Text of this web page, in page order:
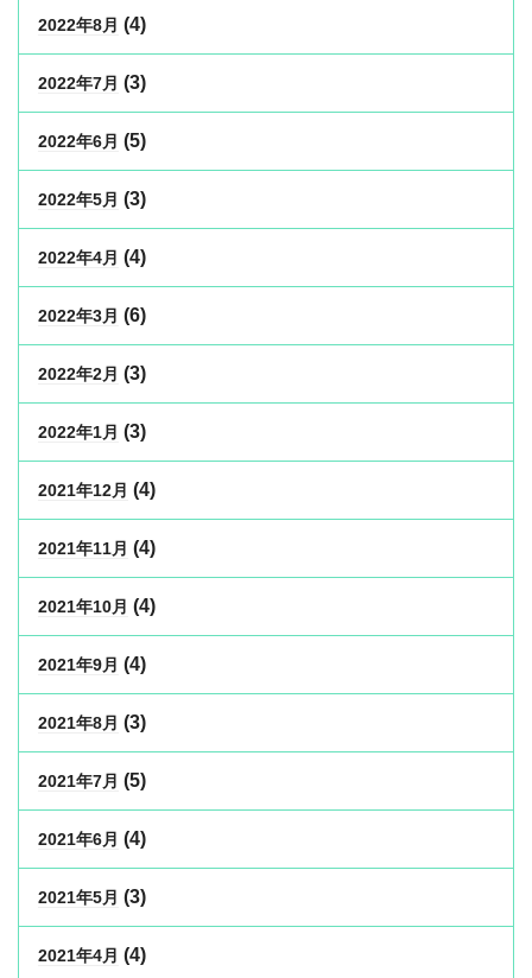
2022年8月 (4)
2022年7月 (3)
2022年6月 (5)
2022年5月 (3)
2022年4月 (4)
2022年3月 (6)
2022年2月 (3)
2022年1月 (3)
2021年12月 (4)
2021年11月 (4)
2021年10月 (4)
2021年9月 (4)
2021年8月 (3)
2021年7月 (5)
2021年6月 (4)
2021年5月 (3)
2021年4月 (4)